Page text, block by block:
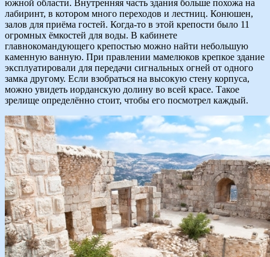
южной области. Внутренняя часть здания больше похожа на
лабиринт, в котором много переходов и лестниц. Конюшен,
залов для приёма гостей. Когда-то в этой крепости было 11
огромных ёмкостей для воды. В кабинете
главнокомандующего крепостью можно найти небольшую
каменную ванную. При правлении мамелюков крепкое здание
эксплуатировали для передачи сигнальных огней от одного
замка другому. Если взобраться на высокую стену корпуса,
можно увидеть иорданскую долину во всей красе. Такое
зрелище определённо стоит, чтобы его посмотрел каждый.